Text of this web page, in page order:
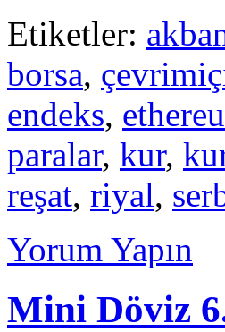
Etiketler:
borsa,
endeks,
paralar, kur,
reşat, riyal,
Yorum Yapın
Mini Döviz